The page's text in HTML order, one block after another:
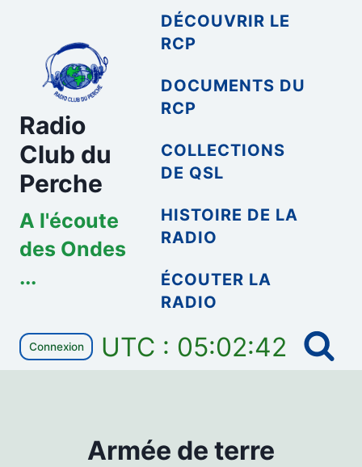
contenu
Radio
Club du
Perche
A l'écoute
des Ondes
...
DÉCOUVRIR LE
RCP
DOCUMENTS DU
RCP
COLLECTIONS
DE QSL
HISTOIRE DE LA
RADIO
ÉCOUTER LA
RADIO
Connexion UTC : 05:02:42
Armée de terre